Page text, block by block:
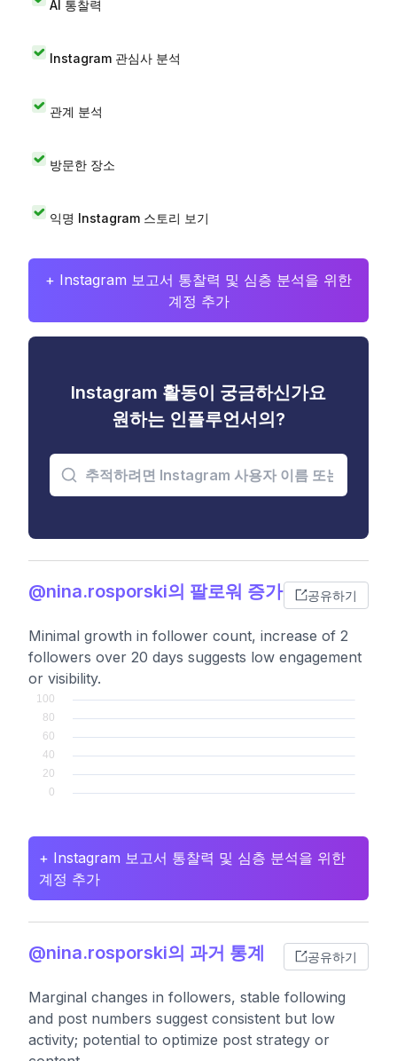
AI 통찰력
Instagram 관심사 분석
관계 분석
방문한 장소
익명 Instagram 스토리 보기
+ Instagram 보고서 통찰력 및 심층 분석을 위한
계정 추가
Instagram 활동이 궁금하신가요
원하는 인플루언서의?
@nina.rosporski의 팔로워 증가 공유하기
Minimal growth in follower count, increase of 2
followers over 20 days suggests low engagement
or visibility.
+ Instagram 보고서 통찰력 및 심층 분석을 위한
계정 추가
@nina.rosporski의 과거 통계 공유하기
Marginal changes in followers, stable following
and post numbers suggest consistent but low
activity; potential to optimize post strategy or